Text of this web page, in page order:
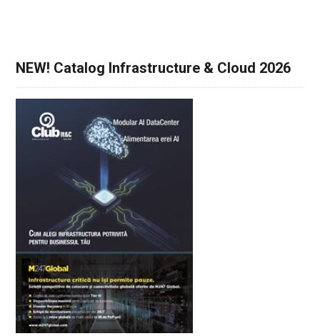
NEW! Catalog Infrastructure & Cloud 2026